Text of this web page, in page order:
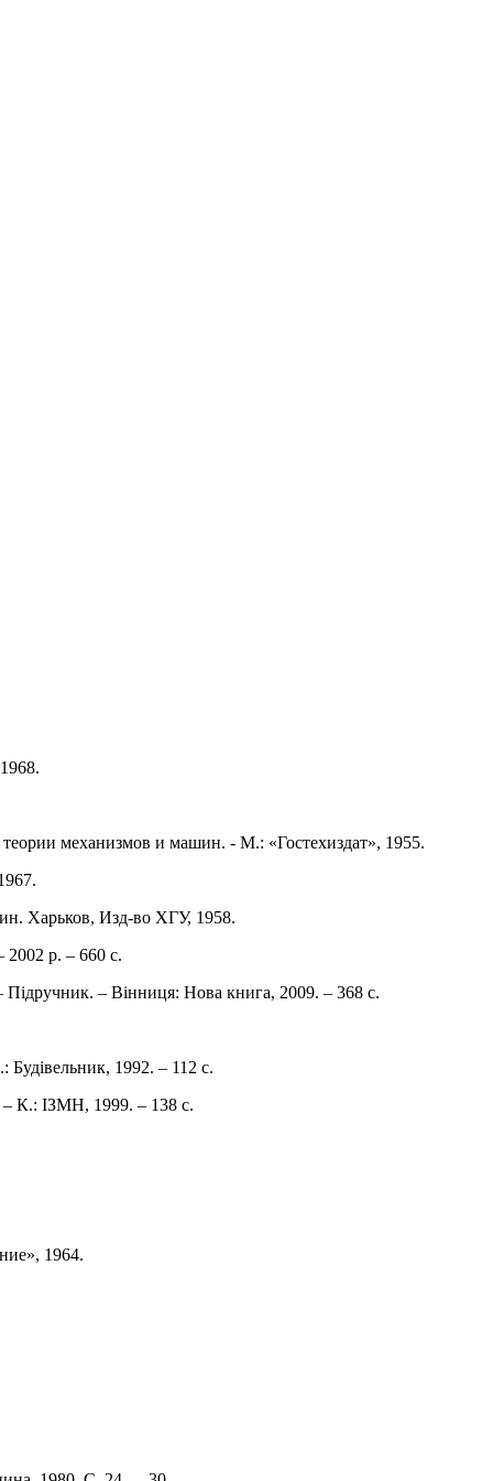
механизмов и машин. - М.: «Гостехиздат», 1955.
Харьков, Изд-во ХГУ, 1958.
р. – 660 с.
Підручник. – Вінниця: Нова книга, 2009. – 368 с.
1992. – 112 с.
– К.: ІЗМН, 1999. – 138 с.
1964.